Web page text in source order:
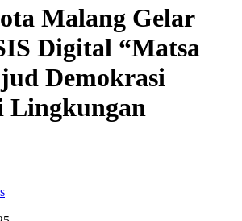
Malang Gelar
Digital “Matsa
Demokrasi
Lingkungan